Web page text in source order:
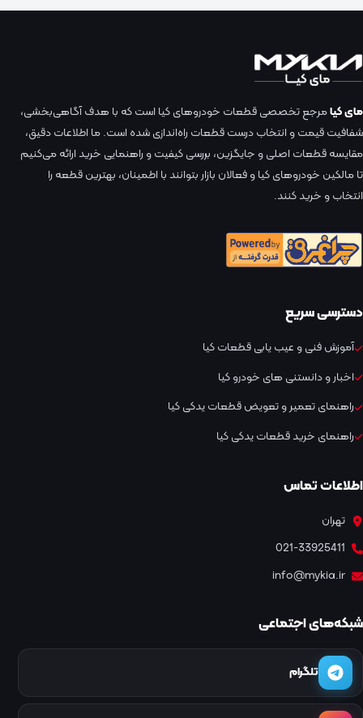
مای کیامرجع تخصصی قطعات خودروهای کیا است که با هدف آگاهی‌بخشی،
شفافیت قیمت و انتخاب درست قطعات راه‌اندازی شده است. ما اطلاعات دقیق،
مقایسه قطعات اصلی و جایگزین، بررسی کیفیت و راهنمایی خرید ارائه می‌کنیم
تا مالکین خودروهای کیا و فعالان بازار بتوانند با اطمینان، بهترین قطعه را
انتخاب و خرید کنند.
دسترسی سریع
آموزش فنی و عیب یابی قطعات کیا
اخبار و دانستنی های خودرو کیا
راهنمای تعمیر و تعویض قطعات یدکی کیا
راهنمای خرید قطعات یدکی کیا
اطلاعات تماس
تهران
021-33925411
info@mykia.ir
شبکه‌های اجتماعی
تلگرام